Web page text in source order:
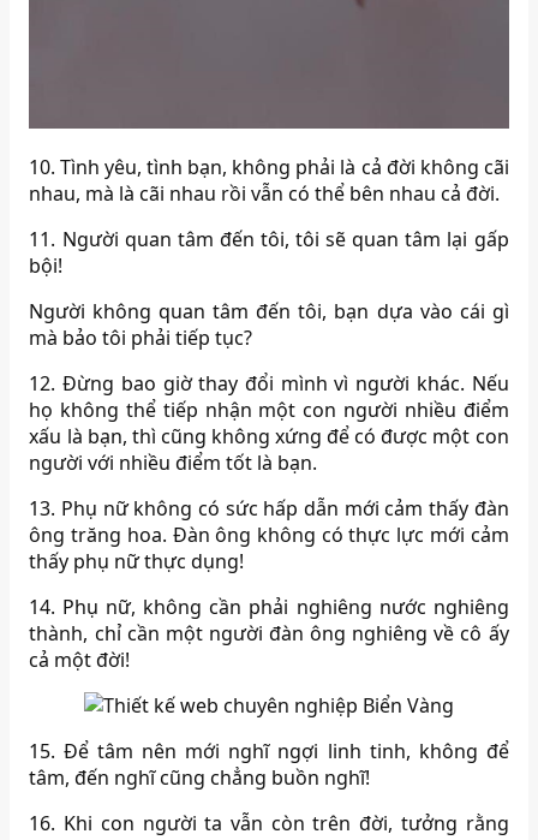
10. Tình yêu, tình bạn, không phải là cả đời không cãi
nhau, mà là cãi nhau rồi vẫn có thể bên nhau cả đời.
11. Người quan tâm đến tôi, tôi sẽ quan tâm lại gấp
bội!
Người không quan tâm đến tôi, bạn dựa vào cái gì
mà bảo tôi phải tiếp tục?
12. Đừng bao giờ thay đổi mình vì người khác. Nếu
họ không thể tiếp nhận một con người nhiều điểm
xấu là bạn, thì cũng không xứng để có được một con
người với nhiều điểm tốt là bạn.
13. Phụ nữ không có sức hấp dẫn mới cảm thấy đàn
ông trăng hoa. Đàn ông không có thực lực mới cảm
thấy phụ nữ thực dụng!
14. Phụ nữ, không cần phải nghiêng nước nghiêng
thành, chỉ cần một người đàn ông nghiêng về cô ấy
cả một đời!
15. Để tâm nên mới nghĩ ngợi linh tinh, không để
tâm, đến nghĩ cũng chẳng buồn nghĩ!
16. Khi con người ta vẫn còn trên đời, tưởng rằng